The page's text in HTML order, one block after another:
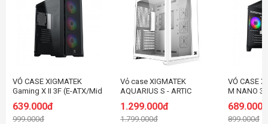
Sau: 120mm fan x 1 (tùy chọn)
VỎ CASE XIGMATEK
Gaming X II 3F (E-ATX/Mid
639.000đ
999.000đ
Vỏ case XIGMATEK
AQUARIUS S - ARTIC
1.299.000đ
1.799.000đ
VỎ CASE
M NANO
689.000đ
899.000đ